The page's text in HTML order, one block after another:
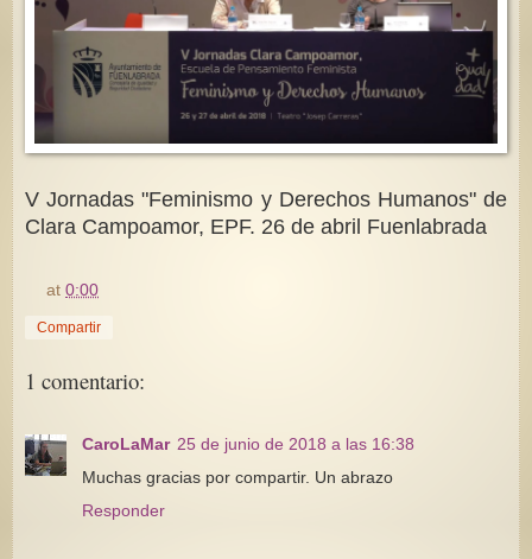
V Jornadas "Feminismo y Derechos Humanos" de
Clara Campoamor, EPF. 26 de abril Fuenlabrada
at0:00
Compartir
1 comentario:
CaroLaMar 25 de junio de 2018 a las 16:38
Muchas gracias por compartir. Un abrazo
Responder